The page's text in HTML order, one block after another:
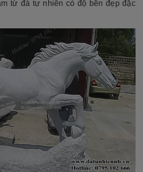
từ đá tự nhiên có độ bền đẹp đặc